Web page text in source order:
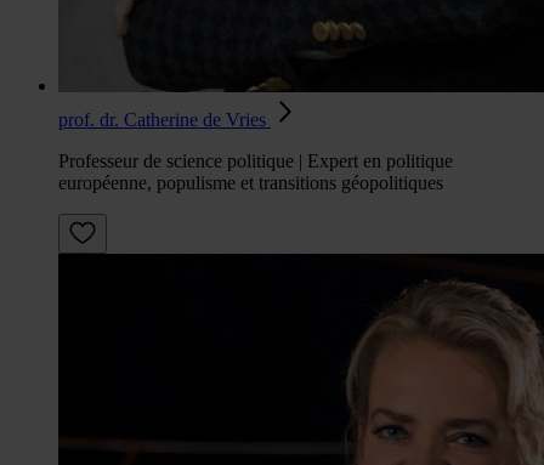
prof. dr. Catherine de Vries
Professeur de science politique | Expert en politique
européenne, populisme et transitions géopolitiques